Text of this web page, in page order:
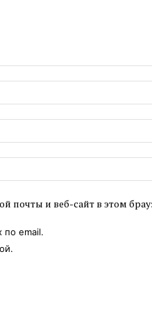
почты и веб-сайт в этом
по email.